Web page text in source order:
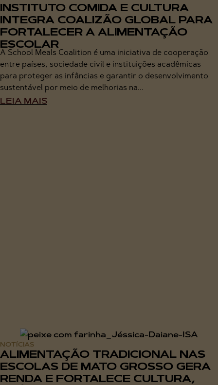
INSTITUTO COMIDA E CULTURA
INTEGRA COALIZÃO GLOBAL PARA
FORTALECER A ALIMENTAÇÃO
ESCOLAR
A School Meals Coalition é uma iniciativa de cooperação
entre países, sociedade civil e instituições acadêmicas
para proteger as infâncias e garantir o desenvolvimento
sustentável por meio de melhorias na...
LEIA MAIS
NOTÍCIAS
ALIMENTAÇÃO TRADICIONAL NAS
ESCOLAS DE MATO GROSSO GERA
RENDA E FORTALECE CULTURA,